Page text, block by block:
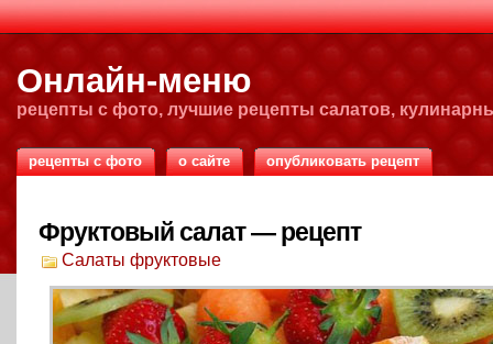
Онлайн-меню
рецепты с фото, лучшие рецепты салатов,
рецепты с фото о сайте опубликовать рецепт
Фруктовый салат — рецепт
Салаты фруктовые